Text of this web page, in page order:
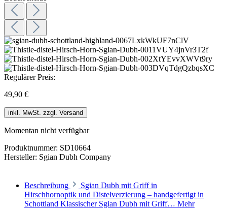
Regulärer Preis:
49,90 €
inkl. MwSt. zzgl. Versand
Momentan nicht verfügbar
Produktnummer: SD10664
Hersteller: Sgian Dubh Company
Beschreibung
Sgian Dubh mit Griff in
Hirschhornoptik und Distelverzierung – handgefertigt in
Schottland Klassischer Sgian Dubh mit Griff… Mehr